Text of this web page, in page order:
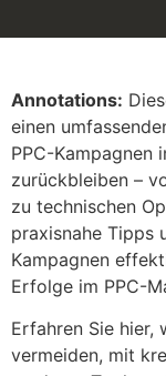
Annotations:
einen
PPC-Kampagnen
zurückbleiben –
zu technischen
praxisnahe Tipps
Kampagnen
Erfolge im PPC-
Erfahren Sie hier,
vermeiden, mit